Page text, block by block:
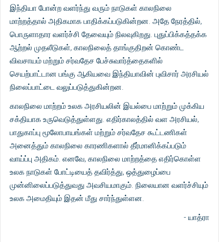
இந்தியா போன்ற வளர்ந்து வரும் நாடுகள் காலநிலை
மாற்றத்தால் அதிகமாக பாதிக்கப்படுகின்றன. அதே நேரத்தில்,
பொருளாதார வளர்ச்சி தேவையும் நிலவுகிறது. புதுப்பிக்கத்தக்க
ஆற்றல் முதலீடுகள், காலநிலைத் தாங்குதிறன் கொண்ட
விவசாயம் மற்றும் சர்வதேச பேச்சுவார்த்தைகளில்
செயற்பாட்டான பங்கு ஆகியவை இந்தியாவின் புவிசார் அரசியல்
நிலைப்பாட்டை வலுப்படுத்துகின்றன.
காலநிலை மாற்றம் உலக அரசியலின் இயல்பை மாற்றும் முக்கிய
சக்தியாக உருவெடுத்துள்ளது. எதிர்காலத்தில் வள அரசியல்,
பாதுகாப்பு மூலோபாயங்கள் மற்றும் சர்வதேச கூட்டணிகள்
அனைத்தும் காலநிலை காரணிகளால் தீர்மானிக்கப்படும்
வாய்ப்பு அதிகம். எனவே, காலநிலை மாற்றத்தை எதிர்கொள்ள
உலக நாடுகள் போட்டியைத் தவிர்த்து, ஒத்துழைப்பை
முன்னிலைப்படுத்துவது அவசியமாகும். நிலையான வளர்ச்சியும்
உலக அமைதியும் இதன் மீது சார்ந்துள்ளன.
- யாத்ரா